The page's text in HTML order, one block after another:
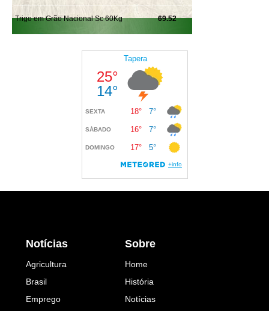
Notícias
Agricultura
Brasil
Emprego
Sobre
Home
História
Notícias